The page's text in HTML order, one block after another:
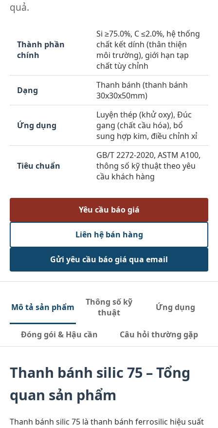
quả.
Thành phần
chính
Si ≥75.0%, C ≤2.0%, hệ thống
chất kết dính (thân thiện
môi trường), giới hạn tạp
chất tùy chỉnh
Dạng
Thanh bánh (thanh bánh
30x30x50mm)
Ứng dụng
Luyện thép (khử oxy), Đúc
gang (chất cầu hóa), bổ
sung hợp kim, điều chỉnh xỉ
Tiêu chuẩn
GB/T 2272-2020, ASTM A100,
thông số kỹ thuật theo yêu
cầu khách hàng
Yêu cầu báo giá
Liên hệ bán hàng
Gửi yêu cầu báo giá qua email
Mô tả sản phẩm
Thông số kỹ
thuật
Ứng dụng
Đóng gói & Hậu cần Câu hỏi thường gặp
Thanh bánh silic 75 – Tổng
quan sản phẩm
Thanh bánh silic 75 là thanh bánh ferrosilic hiệu suất